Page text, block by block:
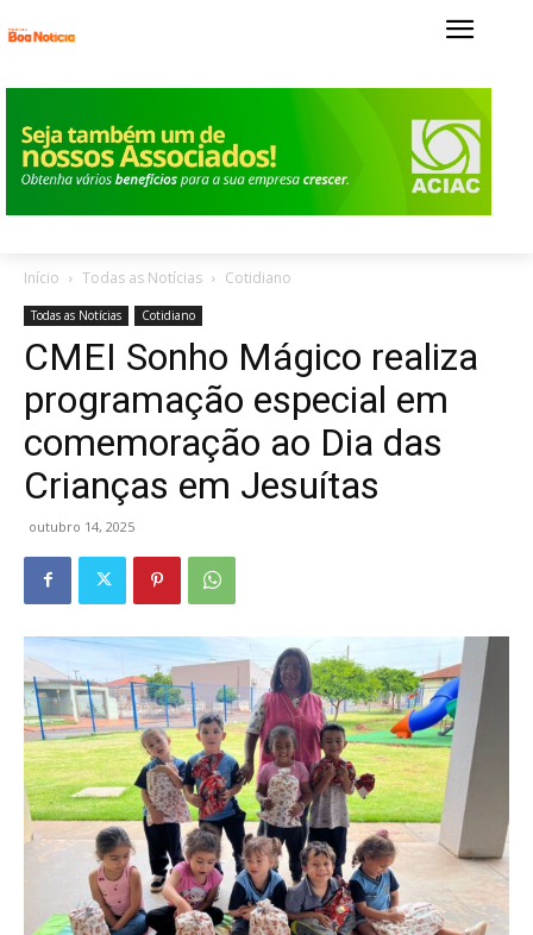
Início Todas as Notícias Cotidiano
Todas as Notícias Cotidiano
CMEI Sonho Mágico realiza
programação especial em
comemoração ao Dia das
Crianças em Jesuítas
outubro 14, 2025